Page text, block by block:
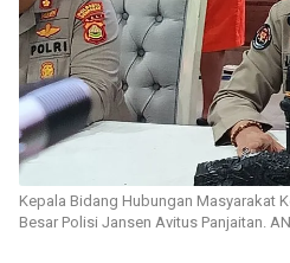
Kepala Bidang Hubungan Masyarakat
Besar Polisi Jansen Avitus Panjaitan.